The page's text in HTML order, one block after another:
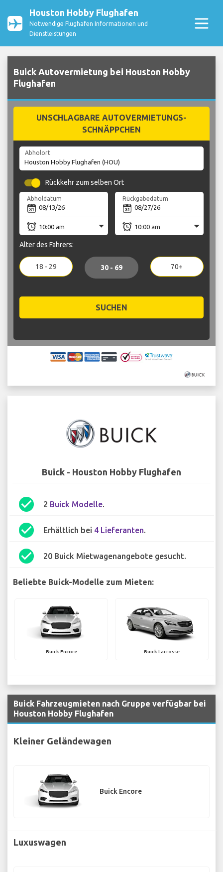
Houston Hobby Flughafen
Notwendige Flughafen Informationen und
Dienstleistungen
Buick Autovermietung bei Houston Hobby
Flughafen
UNSCHLAGBARE AUTOVERMIETUNGS-
SCHNÄPPCHEN
Abholort
Rückkehr zum selben Ort
Abholdatum Rückgabedatum
Alter des Fahrers:
18 - 29 30 - 69 70+
SUCHEN
Buick - Houston Hobby Flughafen
check_circle 2 Buick Modelle.
check_circle Erhältlich bei 4 Lieferanten.
check_circle 20 Buick Mietwagenangebote gesucht.
Beliebte Buick-Modelle zum Mieten:
Buick Encore Buick Lacrosse
Buick Fahrzeugmieten nach Gruppe verfügbar bei
Houston Hobby Flughafen
Kleiner Geländewagen
Buick Encore
Luxuswagen